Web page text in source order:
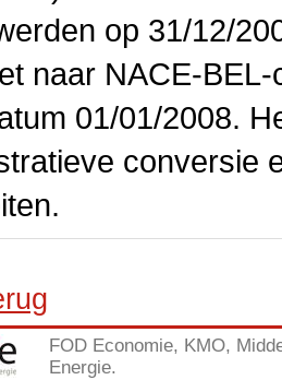
op 31/12/
naar NACE-
01/01/2008.
conversie
FOD Economie, KMO,
Energie.